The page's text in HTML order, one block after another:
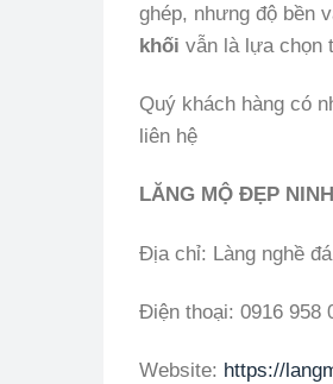
ghép, nhưng độ bền
khối vẫn là lựa chọn
Quý khách hàng có
liên hệ
LĂNG MỘ ĐẸP
Địa chỉ: Làng nghề
Điện thoại: 0916 958
Website: https://